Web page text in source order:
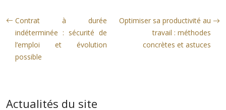
Contrat à durée
indéterminée : sécurité de
l’emploi et évolution
possible
Optimiser sa productivité au
travail : méthodes
concrètes et astuces
Actualités du site